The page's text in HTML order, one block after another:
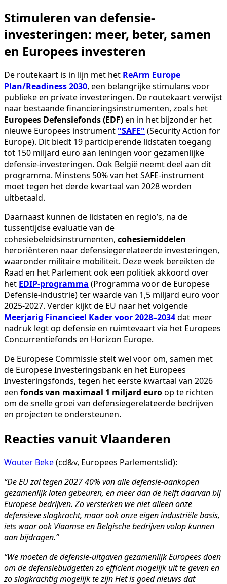
Stimuleren van defensie-
investeringen: meer, beter, samen
en Europees investeren
De routekaart is in lijn met het ReArm Europe
Plan/Readiness 2030, een belangrijke stimulans voor
publieke en private investeringen. De routekaart verwijst
naar bestaande financieringsinstrumenten, zoals het
Europees Defensiefonds (EDF)en in het bijzonder het
nieuwe Europees instrument "SAFE" (Security Action for
Europe). Dit biedt 19 participerende lidstaten toegang
tot 150 miljard euro aan leningen voor gezamenlijke
defensie-investeringen. Ook België neemt deel aan dit
programma. Minstens 50% van het SAFE-instrument
moet tegen het derde kwartaal van 2028 worden
uitbetaald.
Daarnaast kunnen de lidstaten en regio’s, na de
tussentijdse evaluatie van de
cohesiebeleidsinstrumenten, cohesiemiddelen
heroriënteren naar defensiegerelateerde investeringen,
waaronder militaire mobiliteit. Deze week bereikten de
Raad en het Parlement ook een politiek akkoord over
het EDIP-programma (Programma voor de Europese
Defensie-industrie) ter waarde van 1,5 miljard euro voor
2025-2027. Verder kijkt de EU naar het volgende
Meerjarig Financieel Kader voor 2028–2034dat meer
nadruk legt op defensie en ruimtevaart via het Europees
Concurrentiefonds en Horizon Europe.
De Europese Commissie stelt wel voor om, samen met
de Europese Investeringsbank en het Europees
Investeringsfonds, tegen het eerste kwartaal van 2026
een fonds van maximaal 1 miljard euroop te richten
om de snelle groei van defensiegerelateerde bedrijven
en projecten te ondersteunen.
Reacties vanuit Vlaanderen
Wouter Beke(cd&v, Europees Parlementslid):
“De EU zal tegen 2027 40% van alle defensie-aankopen
gezamenlijk laten gebeuren, en meer dan de helft daarvan bij
Europese bedrijven. Zo versterken we niet alleen onze
defensieve slagkracht, maar ook onze eigen industriële basis,
iets waar ook Vlaamse en Belgische bedrijven volop kunnen
aan bijdragen.”
“We moeten de defensie-uitgaven gezamenlijk Europees doen
om de defensiebudgetten zo efficiënt mogelijk uit te geven en
zo slagkrachtig mogelijk te zijn Het is goed nieuws dat